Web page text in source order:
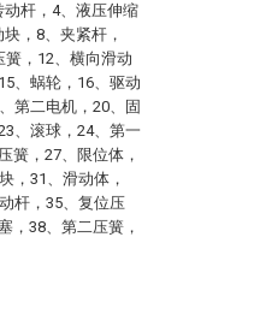
杆，4、液压伸缩
，8、夹紧杆，
簧，12、横向滑动
、蜗轮，16、驱动
第二电机，20、固
、滚球，24、第一
簧，27、限位体，
，31、滑动体，
杆，35、复位压
，38、第二压簧，